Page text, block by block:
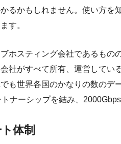
るかもしれません。使い方を
す。
ホスティング会社であるものの
社がすべて所有、運営してい
も世界各国のかなりの数のデ
ナーシップを結み、
体制